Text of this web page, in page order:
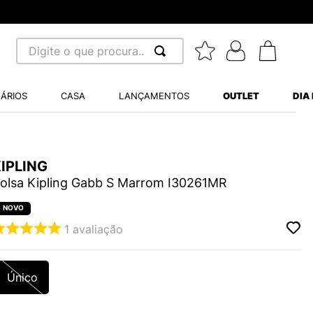
Digite o que procura...
CASA LANÇAMENTOS OUTLET DIA
Kipling Gabb S Marrom I30261MR
1 avaliação
Único
BALANCE 530
BABY
VANS ULTRARANGE